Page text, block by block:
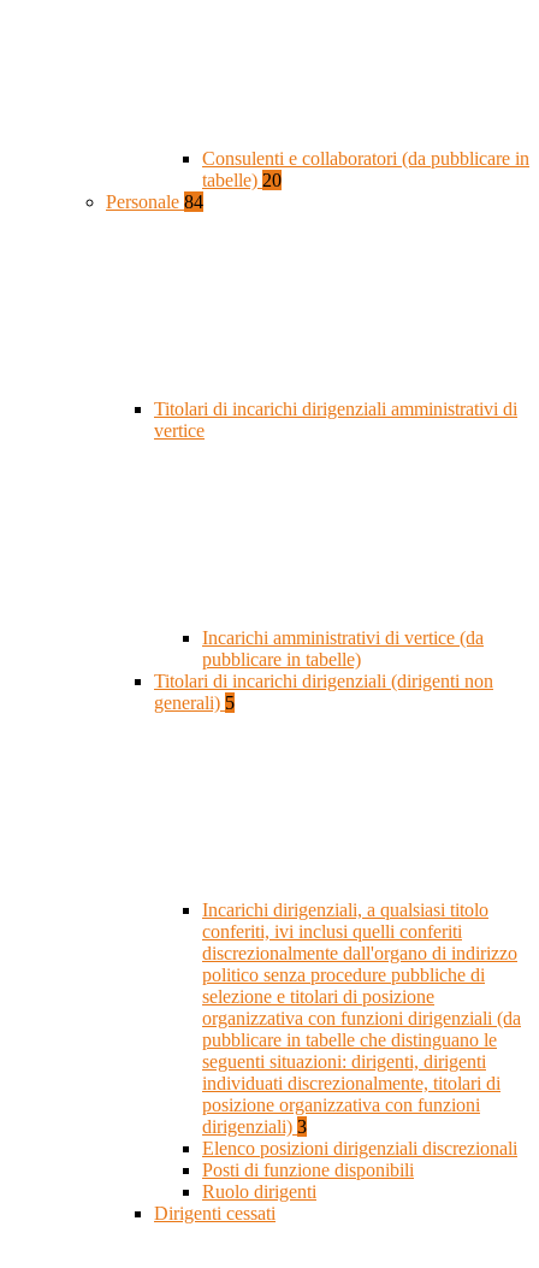
Consulenti e collaboratori (da pubblicare in
tabelle) 20
Personale 84
Titolari di incarichi dirigenziali amministrativi di
vertice
Incarichi amministrativi di vertice (da
pubblicare in tabelle)
Titolari di incarichi dirigenziali (dirigenti non
generali) 5
Incarichi dirigenziali, a qualsiasi titolo
conferiti, ivi inclusi quelli conferiti
discrezionalmente dall'organo di indirizzo
politico senza procedure pubbliche di
selezione e titolari di posizione
organizzativa con funzioni dirigenziali (da
pubblicare in tabelle che distinguano le
seguenti situazioni: dirigenti, dirigenti
individuati discrezionalmente, titolari di
posizione organizzativa con funzioni
dirigenziali) 3
Elenco posizioni dirigenziali discrezionali
Posti di funzione disponibili
Ruolo dirigenti
Dirigenti cessati